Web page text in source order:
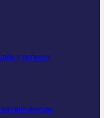
у региону
вечери